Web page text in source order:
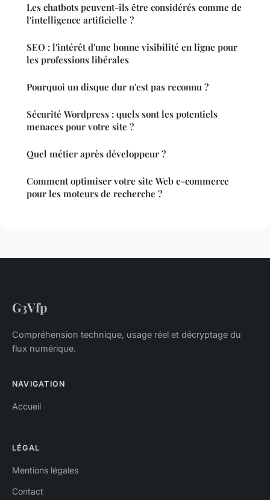
Les chatbots peuvent-ils être considérés comme de
l'intelligence artificielle ?
SEO : l'intérêt d'une bonne visibilité en ligne pour
les professions libérales
Pourquoi un disque dur n'est pas reconnu ?
Sécurité Wordpress : quels sont les potentiels
menaces pour votre site ?
Quel métier après développeur ?
Comment optimiser votre site Web e-commerce
pour les moteurs de recherche ?
G3Vfp
Compréhension technique, usage réel et décryptage du
flux numérique.
NAVIGATION
Accueil
LÉGAL
Mentions légales
Contact